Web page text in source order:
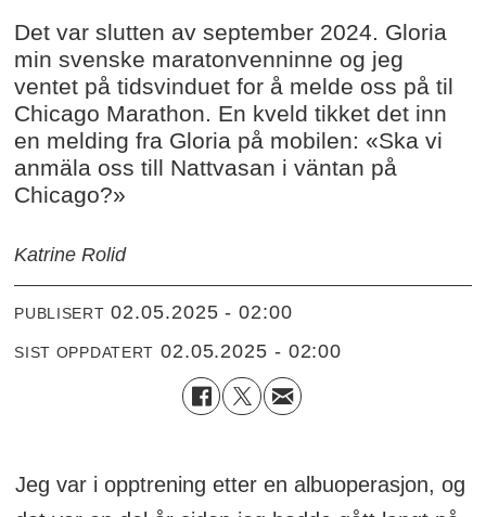
Det var slutten av september 2024. Gloria
min svenske maratonvenninne og jeg
ventet på tidsvinduet for å melde oss på til
Chicago Marathon. En kveld tikket det inn
en melding fra Gloria på mobilen: «Ska vi
anmäla oss till Nattvasan i väntan på
Chicago?»
Katrine Rolid
PUBLISERT 02.05.2025 - 02:00
SIST OPPDATERT 02.05.2025 - 02:00
Jeg var i opptrening etter en albuoperasjon, og